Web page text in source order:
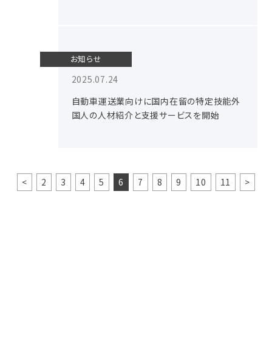
お知らせ
2025.07.24
自動車運送業向けに国内在留の特定技能外
国人の人材紹介と支援サービスを開始
< 2 3 4 5 6 7 8 9 10 11 >